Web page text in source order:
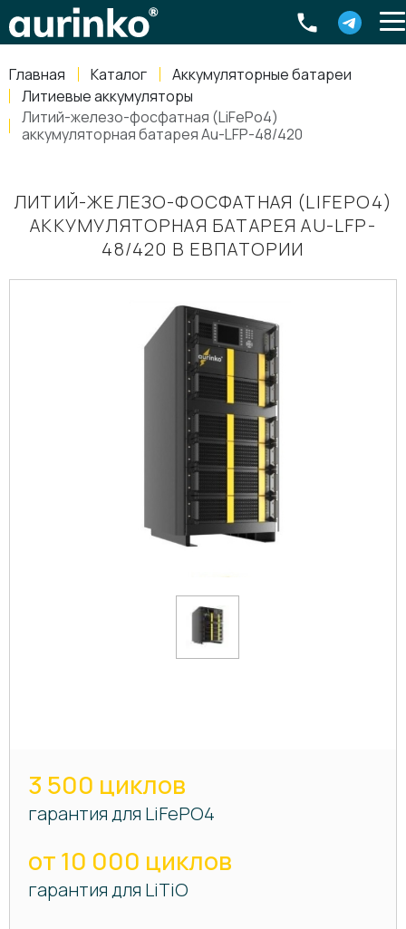
Главная Каталог
Аккумуляторные батареи
Литиевые аккумуляторы
Литий-железо-фосфатная (LiFePo4)
аккумуляторная батарея Au-LFP-48/420
ЛИТИЙ-ЖЕЛЕЗО-ФОСФАТНАЯ (LIFEPO4)
АККУМУЛЯТОРНАЯ БАТАРЕЯ AU-LFP-
48/420 В ЕВПАТОРИИ
3 500 циклов
гарантия для LiFePO4
от 10 000 циклов
гарантия для LiTiO
Россия, Свердловская область Екатеринбург ,
8-800-770-79-40